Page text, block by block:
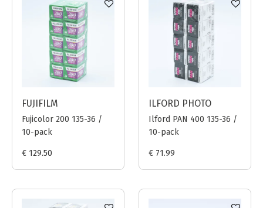
FUJIFILM
Fujicolor 200 135-36 /
10-pack
€ 129.50
ILFORD PHOTO
Ilford PAN 400 135-36 /
10-pack
€ 71.99